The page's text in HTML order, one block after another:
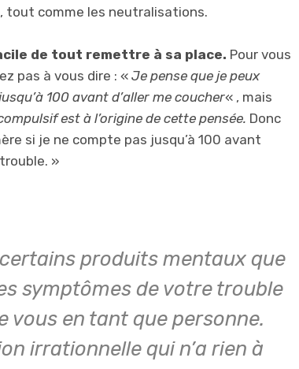
tout comme les neutralisations.
de tout remettre à sa place. Pour vous
pas à vous dire : « Je pense que je peux
100 avant d’aller me coucher« , mais
est à l’origine de cette pensée. Donc
si je ne compte pas jusqu’à 100 avant
»
certains produits mentaux que
symptômes de votre trouble
vous en tant que personne.
irrationnelle qui n’a rien à